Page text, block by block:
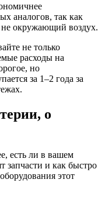
аналогов, так как
не окружающий воздух.
не только
расходы на
но
за 1–2 года за
о
есть ли в вашем
запчасти и как быстро
этот